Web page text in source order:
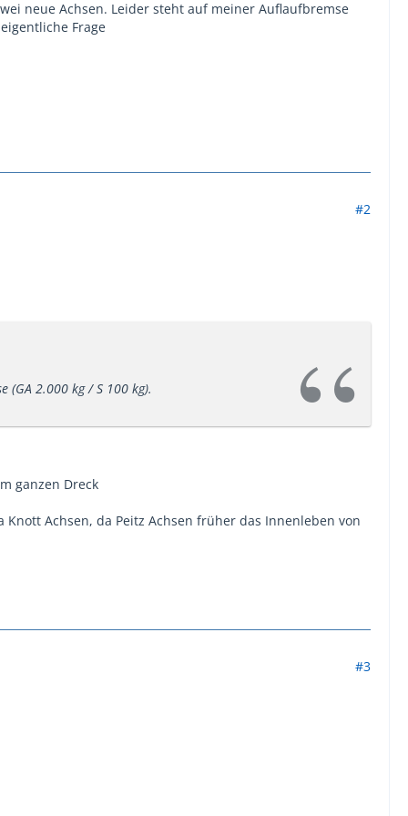
neue Achsen. Leider steht auf meiner Auflaufbremse
Frage
#2
(GA 2.000 kg / S 100 kg).
ganzen Dreck
Achsen, da Peitz Achsen früher das Innenleben von
#3